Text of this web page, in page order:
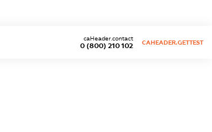
0 (800) 210 102
caHeader.contact
CAHEADER.GETTEST